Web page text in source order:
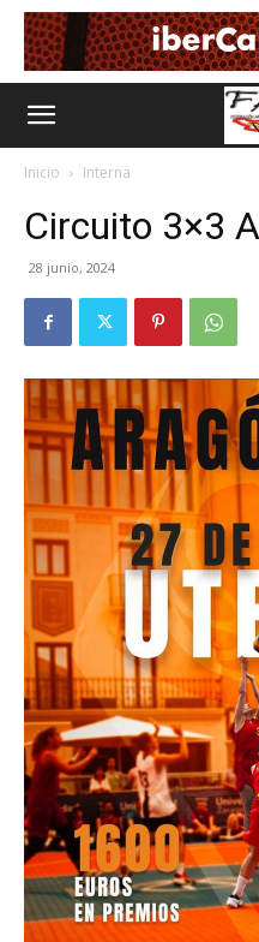
Inicio Interna
Circuito 3×3
28 junio, 2024